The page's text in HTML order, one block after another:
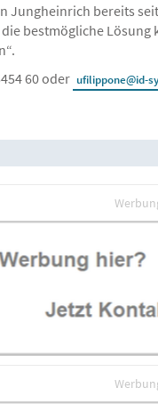
Jungheinrich bereits
bestmögliche
60 oder ufilippone@id-